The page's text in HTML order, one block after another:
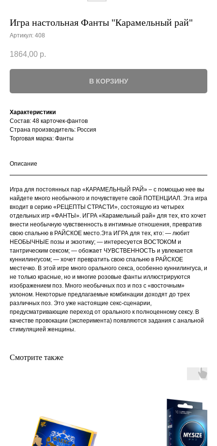
Игра настольная Фанты "Карамельный рай"
Артикул: 408
1864,00 р.
В КОРЗИНУ
Характеристики
Состав: 48 карточек-фантов
Страна производитель: Россия
Торговая марка: Фанты
Описание
Игра для постоянных пар «КАРАМЕЛЬНЫЙ РАЙ» – с помощью нее вы
найдете много необычного и почувствуете свой ПОТЕНЦИАЛ. Эта игра
входит в серию «РЕЦЕПТЫ СТРАСТИ», состоящую из четырех
отдельных игр «ФАНТЫ». ИГРА «Карамельный рай» для тех, кто хочет
внести необычную чувственность в интимные отношения, превратив
свою спальню в РАЙСКОЕ место.Эта ИГРА для тех, кто: — любит
НЕОБЫЧНЫЕ позы и экзотику; — интересуется ВОСТОКОМ и
тантрическим сексом; — обожает ЧУВСТВЕННОСТЬ и увлекается
куннилингусом; — хочет превратить свою спальню в РАЙСКОЕ
местечко. В этой игре много орального секса, особенно куннилингуса, и
не только красные, но и многие розовые фанты иллюстрируются
изображением поз. Много необычных поз и поз с «восточным»
уклоном. Некоторые предлагаемые комбинации доходят до трех
различных поз. Это уже настоящие секс-сценарии,
предусматривающие переход от орального к полноценному сексу. В
качестве провокации (эксперимента) появляются задания с анальной
стимуляцией женщины.
Смотрите также